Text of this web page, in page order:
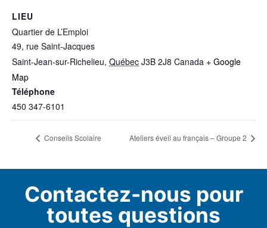
LIEU
Quartier de L’Emploi
49, rue Saint-Jacques
Saint-Jean-sur-Richelieu, Québec J3B 2J8 Canada + Google
Map
Téléphone
450 347-6101
Conseils Scolaire Ateliers éveil au français – Groupe 2
Contactez-nous pour
toutes questions